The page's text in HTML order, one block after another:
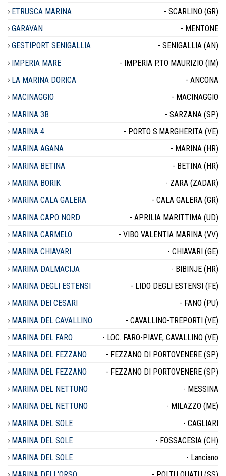
ETRUSCA MARINA
- SCARLINO (GR)
GARAVAN
- MENTONE
GESTIPORT SENIGALLIA
- SENIGALLIA (AN)
IMPERIA MARE
- IMPERIA P.TO MAURIZIO (IM)
LA MARINA DORICA
- ANCONA
MACINAGGIO
- MACINAGGIO
MARINA 3B
- SARZANA (SP)
MARINA 4
- PORTO S.MARGHERITA (VE)
MARINA AGANA
- MARINA (HR)
MARINA BETINA
- BETINA (HR)
MARINA BORIK
- ZARA (ZADAR)
MARINA CALA GALERA
- CALA GALERA (GR)
MARINA CAPO NORD
- APRILIA MARITTIMA (UD)
MARINA CARMELO
- VIBO VALENTIA MARINA (VV)
MARINA CHIAVARI
- CHIAVARI (GE)
MARINA DALMACIJA
- BIBINJE (HR)
MARINA DEGLI ESTENSI
- LIDO DEGLI ESTENSI (FE)
MARINA DEI CESARI
- FANO (PU)
MARINA DEL CAVALLINO
- CAVALLINO-TREPORTI (VE)
MARINA DEL FARO
- LOC. FARO-PIAVE, CAVALLINO (VE)
MARINA DEL FEZZANO
- FEZZANO DI PORTOVENERE (SP)
MARINA DEL FEZZANO
- FEZZANO DI PORTOVENERE (SP)
MARINA DEL NETTUNO
- MESSINA
MARINA DEL NETTUNO
- MILAZZO (ME)
MARINA DEL SOLE
- CAGLIARI
MARINA DEL SOLE
- FOSSACESIA (CH)
MARINA DEL SOLE
- Lanciano